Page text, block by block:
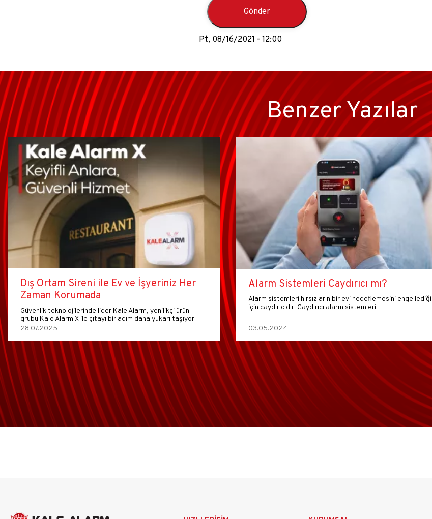
Pt, 08/16/2021 - 12:00
Benzer Yazılar
Dış Ortam Sireni ile Ev ve İşyeriniz Her
Zaman Korumada
Güvenlik teknolojilerinde lider Kale Alarm, yenilikçi ürün
grubu Kale Alarm X ile çıtayı bir adım daha yukarı taşıyor.
28.07.2025
Alarm Sistemleri Caydırıcı mı?
Alarm sistemleri hırsızların bir evi hedeflemesini engellediği
için caydırıcıdır. Caydırıcı alarm sistemleri…
03.05.2024